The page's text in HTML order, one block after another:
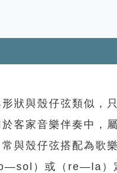
狀與殼仔弦類似，
客家音樂伴奏中，
與殼仔弦搭配為歌
）或（re—la）